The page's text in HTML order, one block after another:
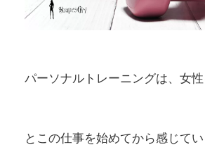
パーソナルトレーニングは、女性
とこの仕事を始めてから感じて